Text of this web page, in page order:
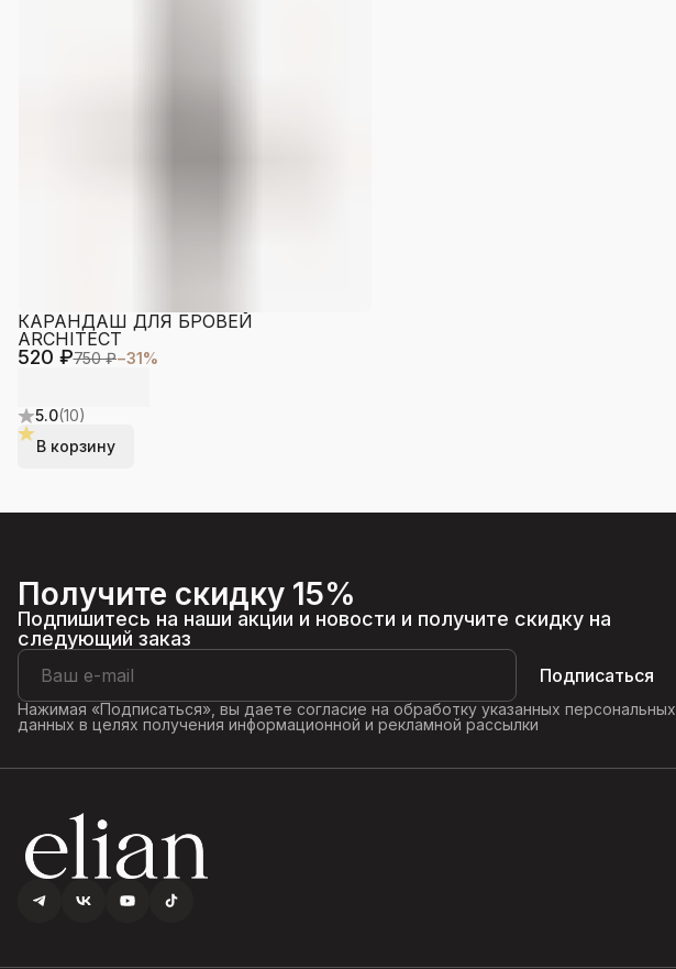
5.0(10)
520 ₽750 ₽−31%
КАРАНДАШ ДЛЯ БРОВЕЙ
ARCHITECT
В корзину
Получите скидку 15%
Подпишитесь на наши акции и новости и получите скидку на
следующий заказ
Подписаться
Нажимая «Подписаться», вы даете согласие на обработку указанных персональных
данных в целях получения информационной и рекламной рассылки